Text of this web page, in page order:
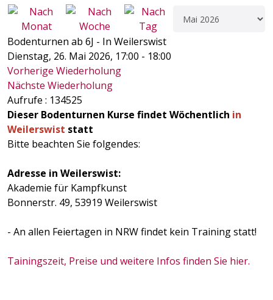
Bodenturnen ab 6J - In Weilerswist
Dienstag, 26. Mai 2026, 17:00 - 18:00
Vorherige Wiederholung
Nächste Wiederholung
Aufrufe : 134525
Dieser Bodenturnen Kurse findet Wöchentlich in
Weilerswist statt
Bitte beachten Sie folgendes:
Adresse in Weilerswist:
Akademie für Kampfkunst
Bonnerstr. 49, 53919 Weilerswist
- An allen Feiertagen in NRW findet kein Training statt!
Tainingszeit, Preise und weitere Infos finden Sie hier.